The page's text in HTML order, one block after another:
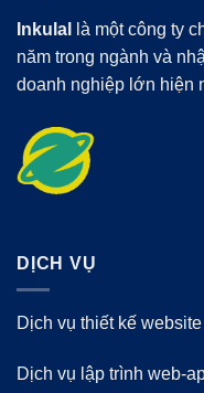
Inkulal
là một công ty
năm trong ngành và
doanh nghiệp lớn hiện
DỊCH VỤ
Dịch vụ thiết kế website
Dịch vụ lập trình web-